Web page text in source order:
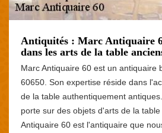
Antiquités : Marc Antiquaire
dans les arts de la table
Marc Antiquaire 60 est un antiquaire
60650. Son expertise réside dans
de la table authentiquement
porte sur des objets d'arts de la
Antiquaire 60 est l'antiquaire que